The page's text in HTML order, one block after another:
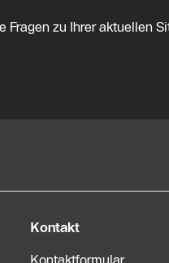
Fragen zu Ihrer aktuellen
Kontakt
Kontaktformular